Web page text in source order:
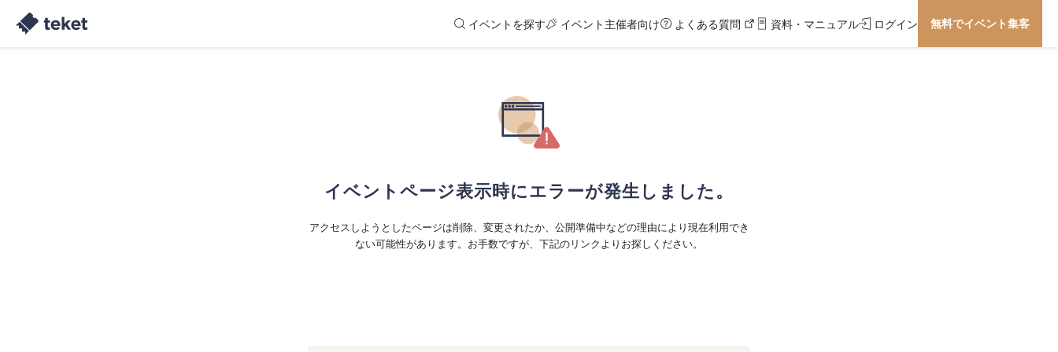
イベントを探す イベント主催者向け よくある質問 資料・マニュアル ログイン 無料でイベント集客
イベントページ表示時にエラーが発生しました。
アクセスしようとしたページは削除、変更されたか、公開準備中などの理由により現在利用でき
ない可能性があります。お手数ですが、下記のリンクよりお探しください。